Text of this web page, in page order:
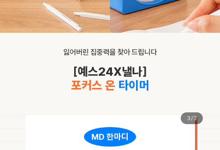
잃어버린 집중력을 찾아 드립니다
[예스24X낼나]
포커스 온 타이머
1 /3
MD 한마디